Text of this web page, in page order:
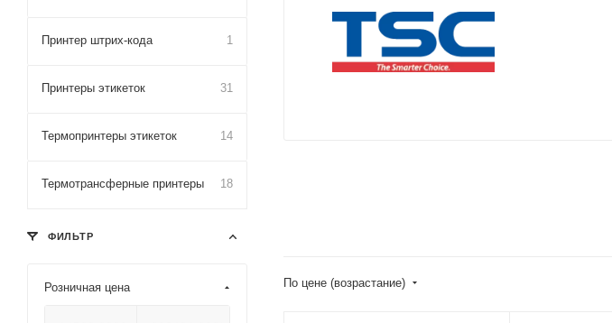
По цене (возрастание)
Принтер штрих-кода 1
Принтеры этикеток 31
Термопринтеры этикеток 14
Термотрансферные принтеры 18
ФИЛЬТР
Розничная цена